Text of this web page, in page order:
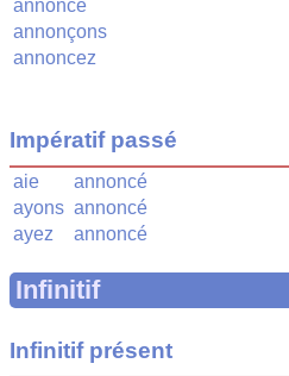
annonce
annonçons
annoncez
Impératif passé
aie
annoncé
ayons annoncé
ayez
annoncé
Infinitif
Infinitif présent